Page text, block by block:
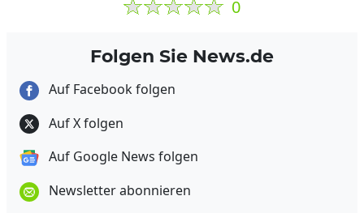
0
Folgen Sie News.de
Auf Facebook folgen
Auf X folgen
Auf Google News folgen
Newsletter abonnieren